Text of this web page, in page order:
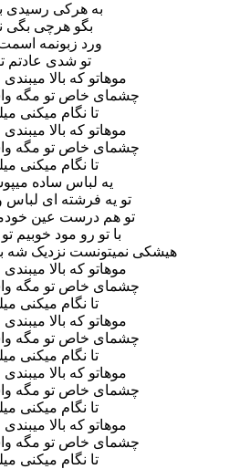
به هرکی رسیدی
بگو هرچی بگی
ورد زبونمه
تو شدی عادتم
موهاتو که بالا
چشمای خاص تو مگه
تا نگام میکنی
موهاتو که بالا
چشمای خاص تو مگه
تا نگام میکنی
یه لباس ساده
تو یه فرشته ای
تو هم درست عین
با تو رو مود خوبیم
هیشکی نمیتونست نزدیک شه
موهاتو که بالا
چشمای خاص تو مگه
تا نگام میکنی
موهاتو که بالا
چشمای خاص تو مگه
تا نگام میکنی
موهاتو که بالا
چشمای خاص تو مگه
تا نگام میکنی
موهاتو که بالا
چشمای خاص تو مگه
تا نگام میکنی